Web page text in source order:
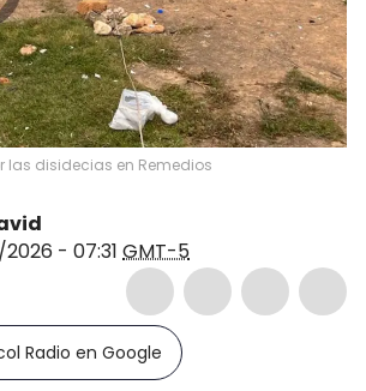
disidecias en Remedios
- 07:31 GMT-5
Radio en Google